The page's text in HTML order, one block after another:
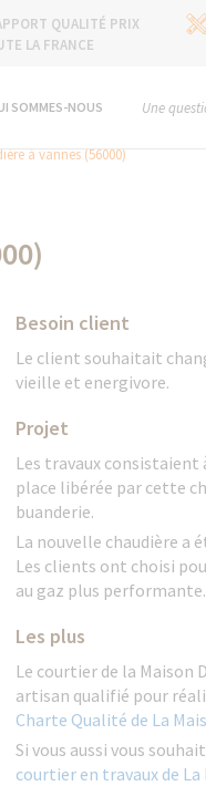
QUALITÉ PRIX
LA FRANCE
SOMMES-NOUS Une
à vannes (56000)
Besoin client
Le client souhaitait
vieille et energivore.
Projet
Les travaux consistaient
place libérée par cette
buanderie.
La nouvelle chaudière a
Les clients ont choisi
au gaz plus performante.
Les plus
Le courtier de la Maison
artisan qualifié pour
Charte Qualité de La
Si vous aussi vous
courtier en travaux de La